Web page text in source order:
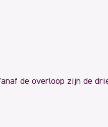
de overloop zijn de